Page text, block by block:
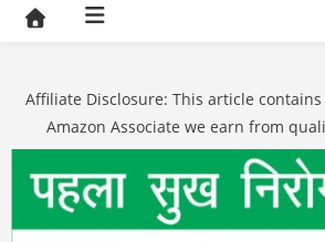
Affiliate Disclosure: This article
Amazon Associate we earn from